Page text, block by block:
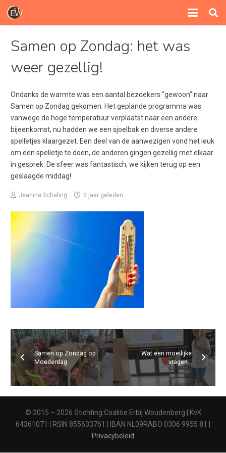
Samen op Zondag: het was
weer gezellig!
Ondanks de warmte was een aantal bezoekers “gewoon” naar
Samen op Zondag gekomen. Het geplande programma was
vanwege de hoge temperatuur verplaatst naar een andere
bijeenkomst, nu hadden we een sjoelbak en diverse andere
spelletjes klaargezet. Een deel van de aanwezigen vond het leuk
om een spelletje te doen, de anderen gingen gezellig met elkaar
in gesprek. De sfeer was fantastisch, we kijken terug op een
geslaagde middag!
Jeanine Schaling 3 jaar geleden
Samen op Zondag op
Moederdag
Wat een moeilijke
vragen…
© 2015 – 2026 Stichting Coalitie Erbij Woudenberg | KvK
64361071 | RSIN 855633761 | IBAN NL09RABO 0306 9955 81 |
Privacybeleid